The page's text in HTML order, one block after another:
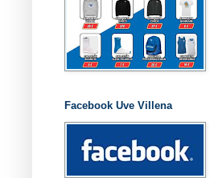
Facebook Uve Villena